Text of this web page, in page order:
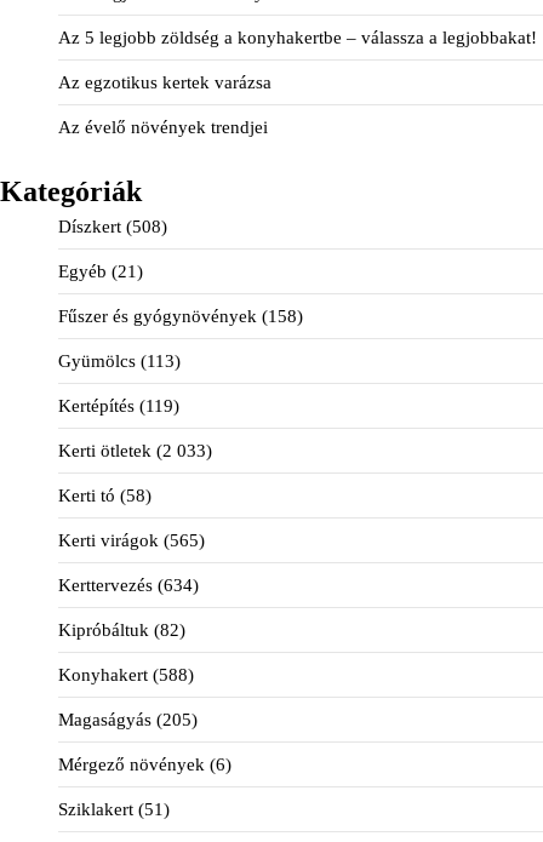
Az 5 legjobb zöldség a konyhakertbe – válassza a legjobbakat!
Az egzotikus kertek varázsa
Az évelő növények trendjei
Kategóriák
Díszkert (508)
Egyéb (21)
Fűszer és gyógynövények (158)
Gyümölcs (113)
Kertépítés (119)
Kerti ötletek (2 033)
Kerti tó (58)
Kerti virágok (565)
Kerttervezés (634)
Kipróbáltuk (82)
Konyhakert (588)
Magaságyás (205)
Mérgező növények (6)
Sziklakert (51)